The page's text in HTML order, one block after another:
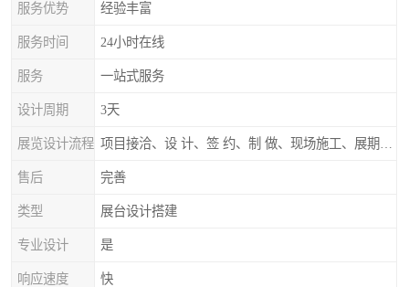
服务优势 经验丰富
服务时间 24小时在线
服务 一站式服务
设计周期 3天
展览设计流程
售后 完善
类型 展台设计搭建
专业设计 是
响应速度 快